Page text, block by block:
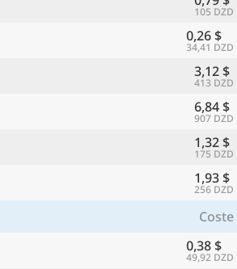
105 DZD
0,26 $
34,41 DZD
3,12 $
413 DZD
6,84 $
907 DZD
1,32 $
175 DZD
1,93 $
256 DZD
Coste
0,38 $
49,92 DZD